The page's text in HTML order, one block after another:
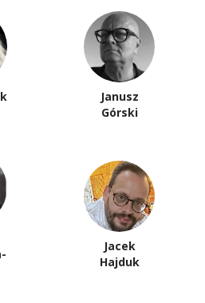
Janusz
Górski
Jacek
Hajduk